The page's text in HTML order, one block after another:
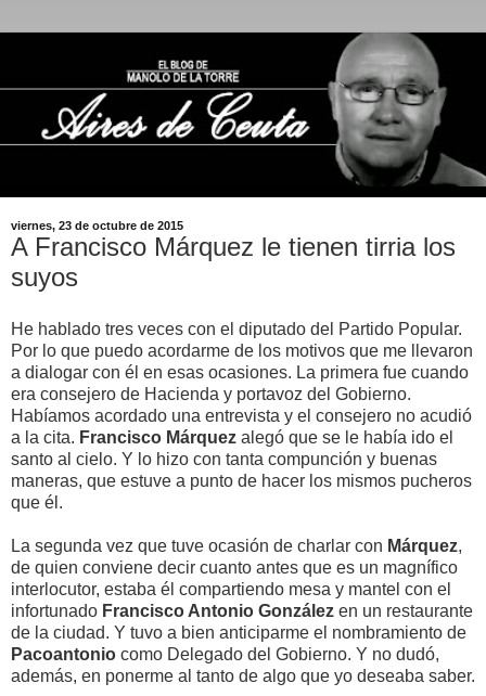
viernes, 23 de octubre de 2015
A Francisco Márquez le tienen tirria los
suyos
He hablado tres veces con el diputado del Partido Popular.
Por lo que puedo acordarme de los motivos que me llevaron
a dialogar con él en esas ocasiones. La primera fue cuando
era consejero de Hacienda y portavoz del Gobierno.
Habíamos acordado una entrevista y el consejero no acudió
a la cita. Francisco Márquez alegó que se le había ido el
santo al cielo. Y lo hizo con tanta compunción y buenas
maneras, que estuve a punto de hacer los mismos pucheros
que él.
La segunda vez que tuve ocasión de charlar con Márquez,
de quien conviene decir cuanto antes que es un magnífico
interlocutor, estaba él compartiendo mesa y mantel con el
infortunado Francisco Antonio González en un restaurante
de la ciudad. Y tuvo a bien anticiparme el nombramiento de
Pacoantonio como Delegado del Gobierno. Y no dudó,
además, en ponerme al tanto de algo que yo deseaba saber.